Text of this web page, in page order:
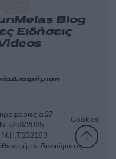
Melas Blog
Ειδήσεις
Διαφήμιση
Μ.Η.Τ.232163
α.27
Ν.5253/2025
Cookies
νομίμου δικαιώματος.